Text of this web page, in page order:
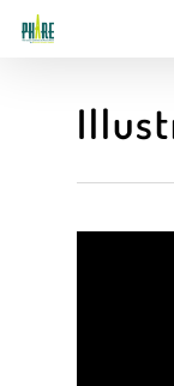
main